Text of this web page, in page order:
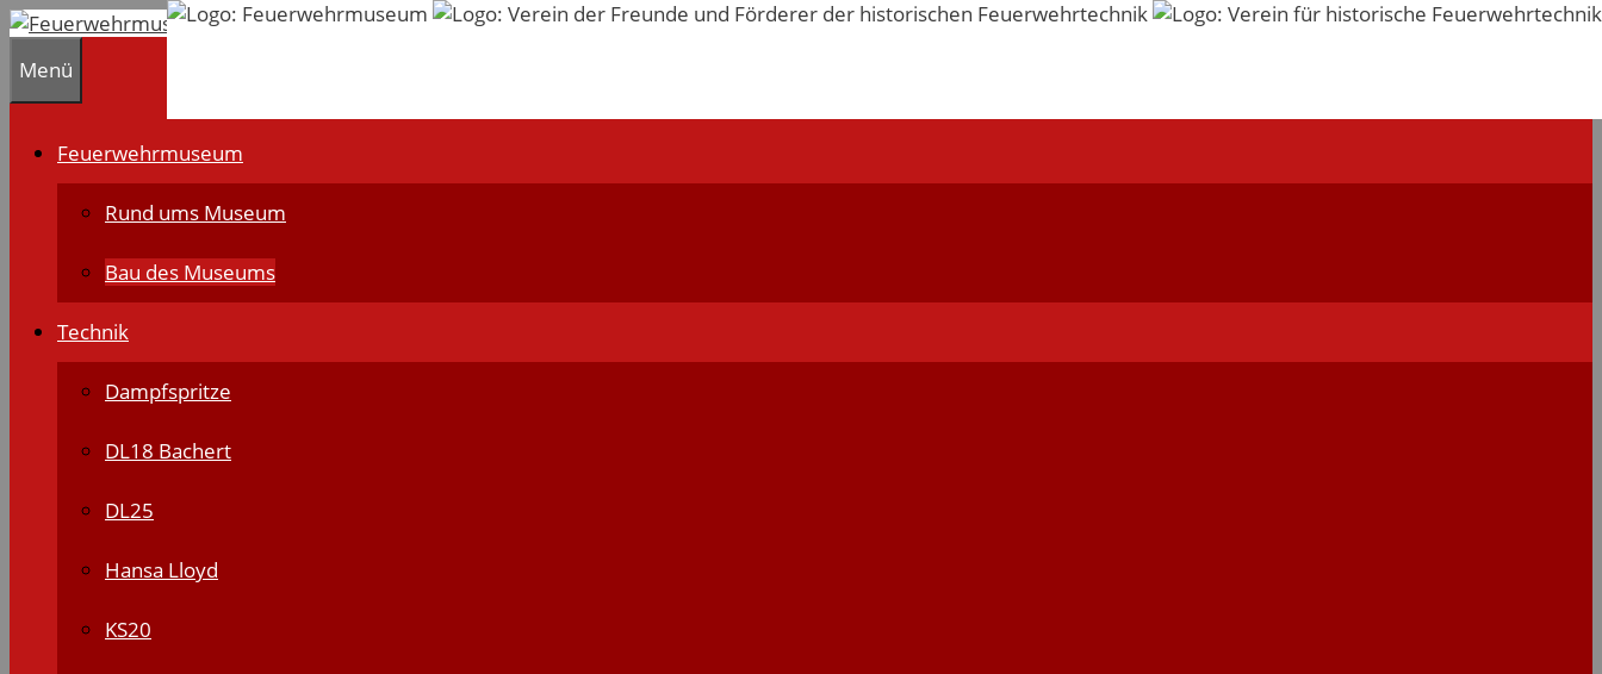
Zum
springen
Menü
Feuerwehrmuseum
Rund ums Museum
Bau des Museums
Technik
Dampfspritze
DL18 Bachert
DL25
Hansa Lloyd
KS20